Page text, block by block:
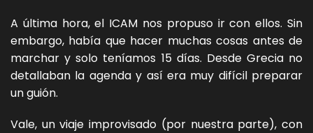
A última hora, el ICAM nos propuso ir con ellos. Sin
embargo, había que hacer muchas cosas antes de
marchar y solo teníamos 15 días. Desde Grecia no
detallaban la agenda y así era muy difícil preparar
un guión.
Vale, un viaje improvisado (por nuestra parte), con